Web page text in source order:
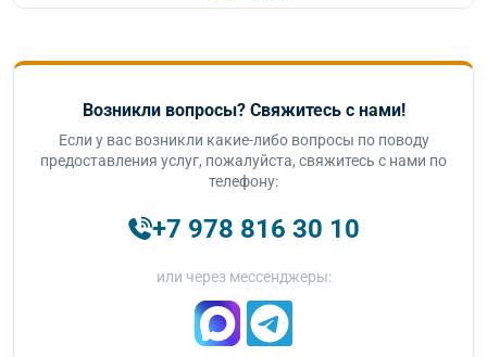
Возникли вопросы? Свяжитесь с нами!
Если у вас возникли какие-либо вопросы по поводу
предоставления услуг, пожалуйста, свяжитесь с нами по
телефону:
+7 978 816 30 10
или через мессенджеры: